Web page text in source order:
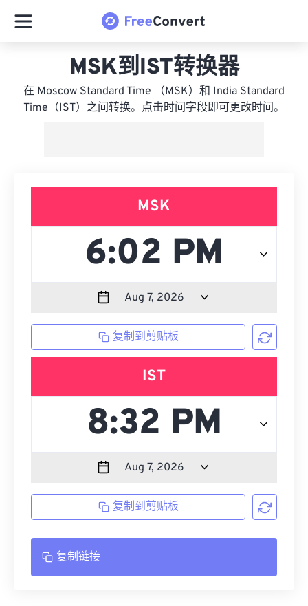
MSK到IST转换器
在 Moscow Standard Time （MSK）和 India Standard
Time（IST）之间转换。点击时间字段即可更改时间。
MSK
复制到剪贴板
IST
复制到剪贴板
复制链接